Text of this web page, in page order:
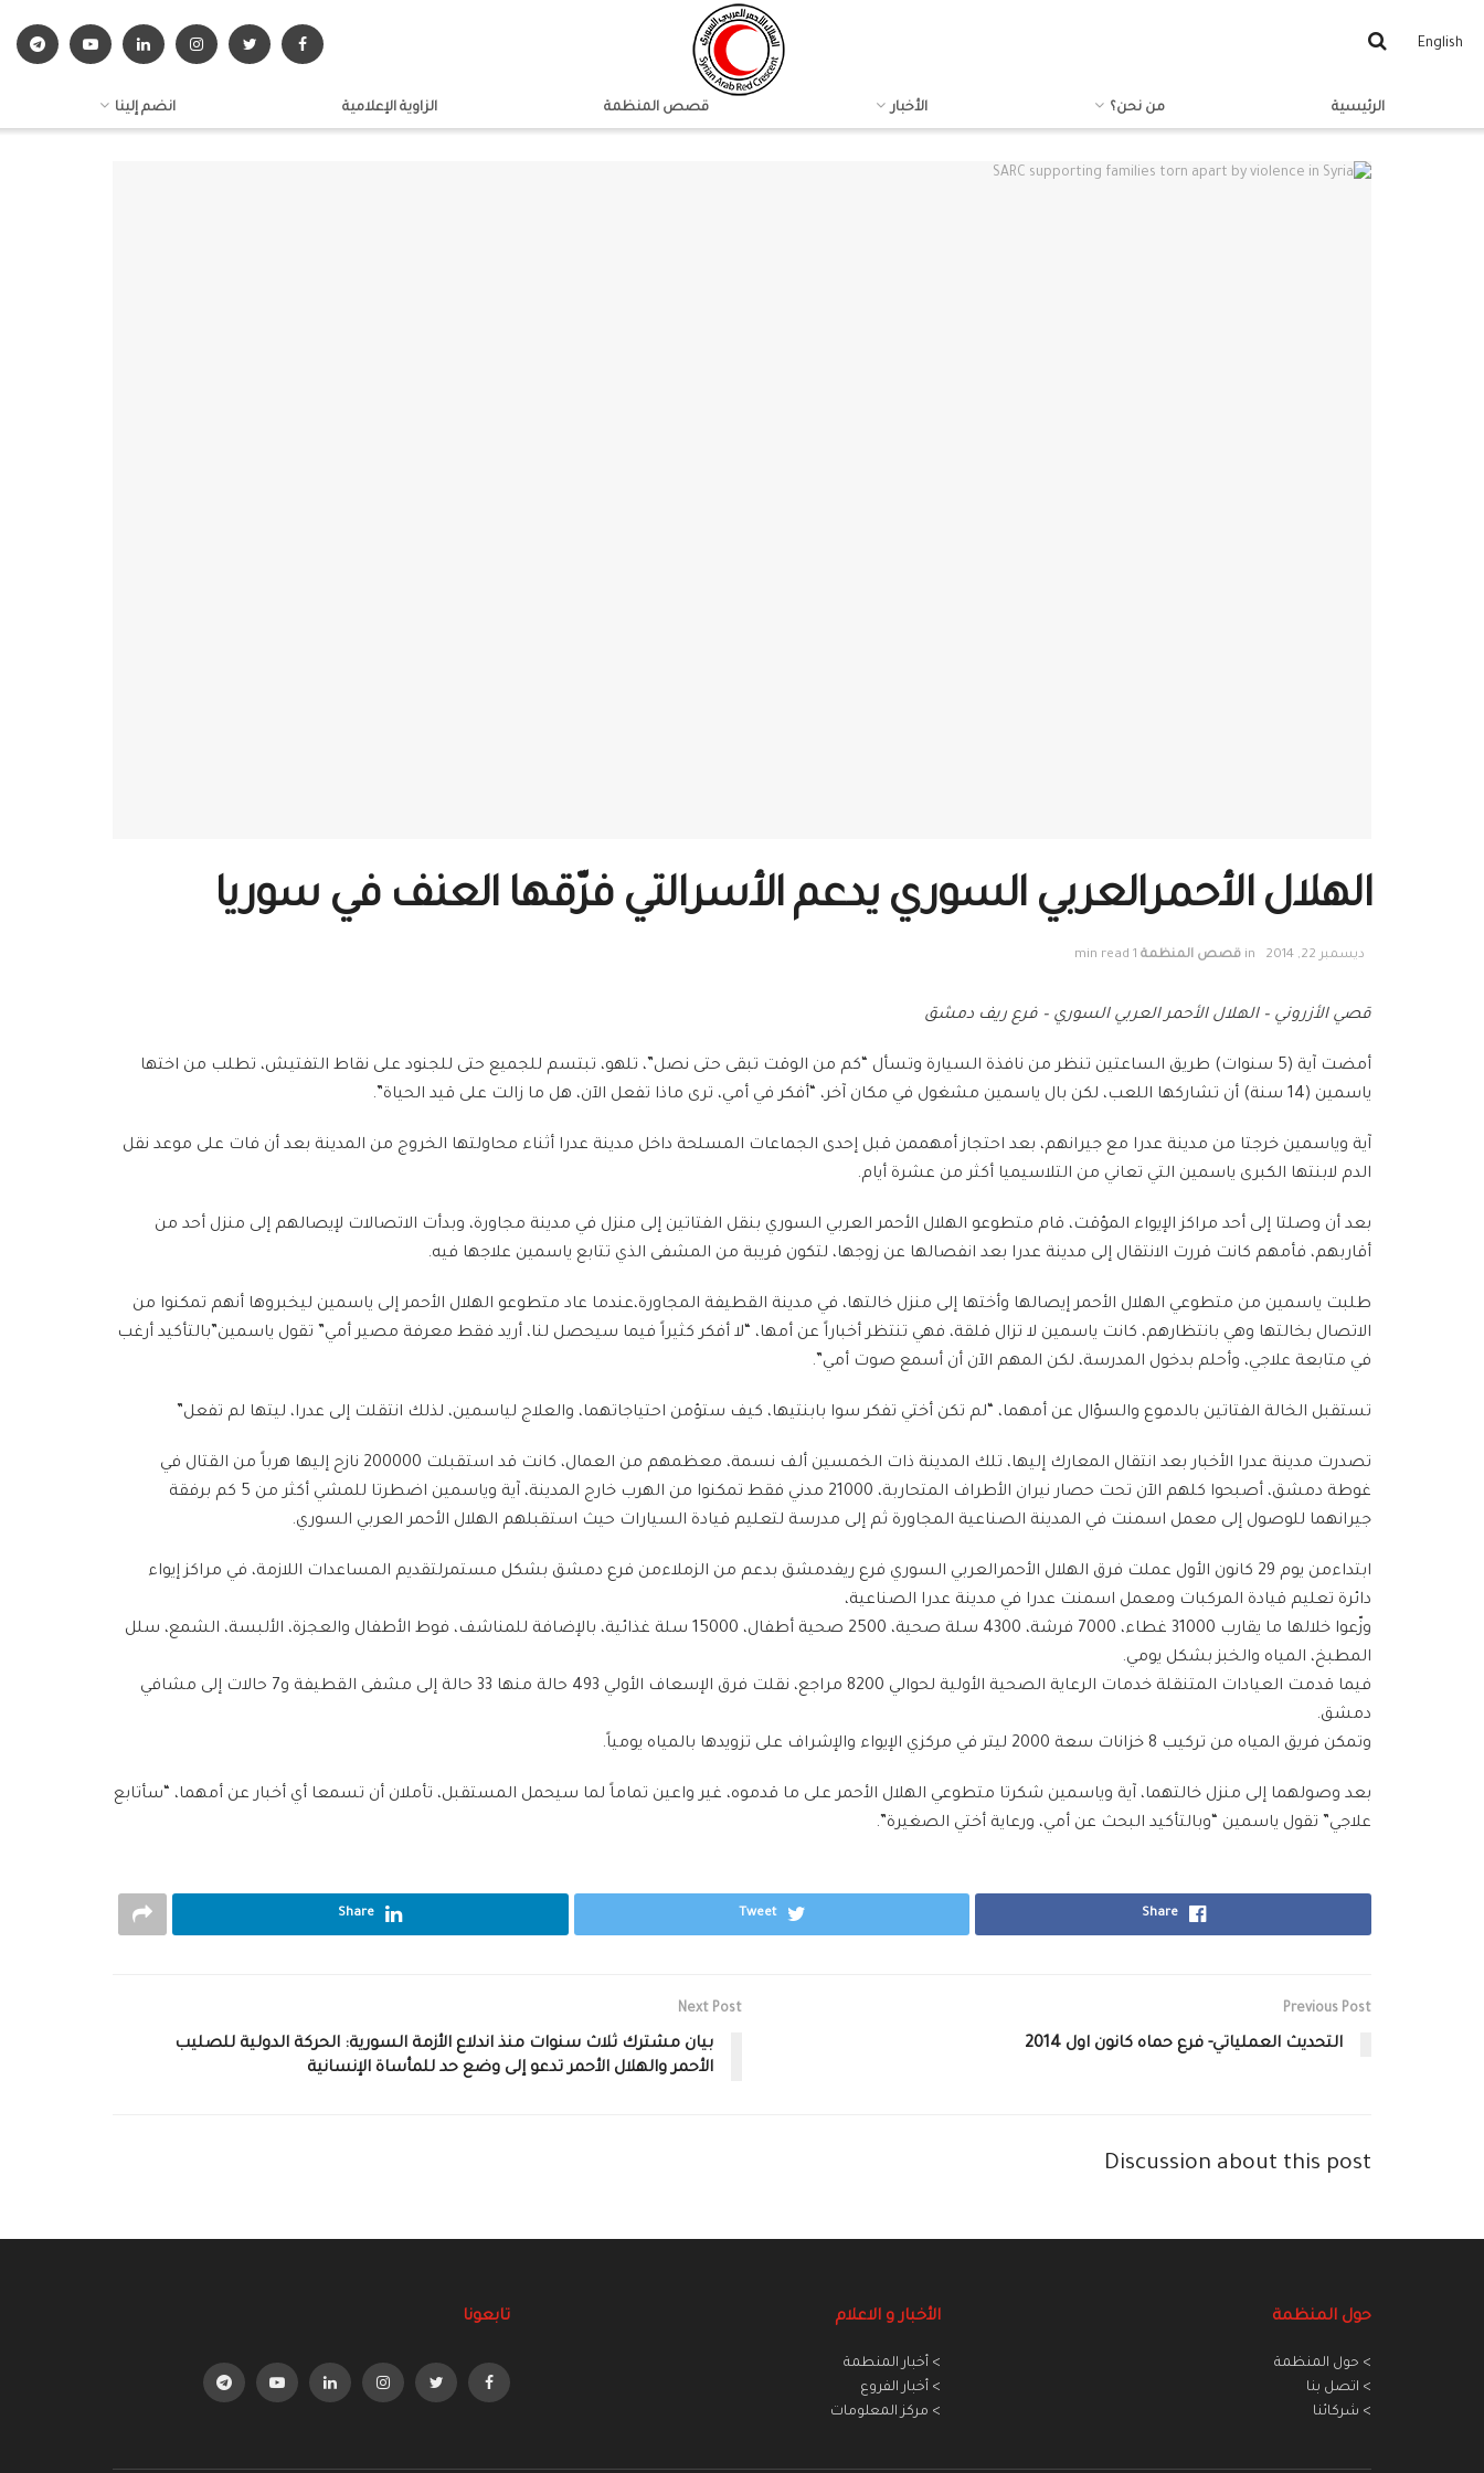
English
الرئيسية من نحن؟ الأخبار قصص المنظمة الزاوية الإعلامية انضم إلينا
الهلال الأحمرالعربي السوري يدعم الأسرالتي فرّقها العنف في سوريا
ديسمبر 22, 2014 in قصص المنظمة 1 min read
قصي الأزروني – الهلال الأحمر العربي السوري – فرع ريف دمشق
أمضت آية (5 سنوات) طريق الساعتين تنظر من نافذة السيارة وتسأل “كم من الوقت تبقى حتى نصل”، تلهو، تبتسم للجميع حتى للجنود على نقاط التفتيش، تطلب من اختها
ياسمين (14 سنة) أن تشاركها اللعب، لكن بال ياسمين مشغول في مكان آخر، “أفكر في أمي، ترى ماذا تفعل الآن، هل ما زالت على قيد الحياة”.
آية وياسمين خرجتا من مدينة عدرا مع جيرانهم، بعد احتجاز أمهممن قبل إحدى الجماعات المسلحة داخل مدينة عدرا أثناء محاولتها الخروج من المدينة بعد أن فات على موعد نقل
الدم لابنتها الكبرى ياسمين التي تعاني من التلاسيميا أكثر من عشرة أيام.
بعد أن وصلتا إلى أحد مراكز الإيواء المؤقت، قام متطوعو الهلال الأحمر العربي السوري بنقل الفتاتين إلى منزل في مدينة مجاورة، وبدأت الاتصالات لإيصالهم إلى منزل أحد من
أقاربهم، فأمهم كانت قررت الانتقال إلى مدينة عدرا بعد انفصالها عن زوجها، لتكون قريبة من المشفى الذي تتابع ياسمين علاجها فيه.
طلبت ياسمين من متطوعي الهلال الأحمر إيصالها وأختها إلى منزل خالتها، في مدينة القطيفة المجاورة،عندما عاد متطوعو الهلال الأحمر إلى ياسمين ليخبروها أنهم تمكنوا من
الاتصال بخالتها وهي بانتظارهم، كانت ياسمين لا تزال قلقة، فهي تنتظر أخباراً عن أمها، “لا أفكر كثيراً فيما سيحصل لنا، أريد فقط معرفة مصير أمي” تقول ياسمين”بالتأكيد أرغب
في متابعة علاجي، وأحلم بدخول المدرسة، لكن المهم الآن أن أسمع صوت أمي”.
تستقبل الخالة الفتاتين بالدموع والسؤال عن أمهما، “لم تكن أختي تفكر سوا بابنتيها، كيف ستؤمن احتياجاتهما، والعلاج لياسمين، لذلك انتقلت إلى عدرا، ليتها لم تفعل”
تصدرت مدينة عدرا الأخبار بعد انتقال المعارك إليها، تلك المدينة ذات الخمسين ألف نسمة، معظمهم من العمال، كانت قد استقبلت 200000 نازح إليها هرباً من القتال في
غوطة دمشق، أصبحوا كلهم الآن تحت حصار نيران الأطراف المتحاربة، 21000 مدني فقط تمكنوا من الهرب خارج المدينة، آية وياسمين اضطرتا للمشي أكثر من 5 كم برفقة
جيرانهما للوصول إلى معمل اسمنت في المدينة الصناعية المجاورة ثم إلى مدرسة لتعليم قيادة السيارات حيث استقبلهم الهلال الأحمر العربي السوري.
ابتداءمن يوم 29 كانون الأول عملت فرق الهلال الأحمرالعربي السوري فرع ريفدمشق بدعم من الزملاءمن فرع دمشق بشكل مستمرلتقديم المساعدات اللازمة، في مراكز إيواء
دائرة تعليم قيادة المركبات ومعمل اسمنت عدرا في مدينة عدرا الصناعية،
وزّعوا خلالها ما يقارب 31000 غطاء، 7000 فرشة، 4300 سلة صحية، 2500 صحية أطفال، 15000 سلة غذائية، بالإضافة للمناشف، فوط الأطفال والعجزة، الألبسة، الشمع، سلل
المطبخ، المياه والخبز بشكل يومي.
فيما قدمت العيادات المتنقلة خدمات الرعاية الصحية الأولية لحوالي 8200 مراجع، نقلت فرق الإسعاف الأولي 493 حالة منها 33 حالة إلى مشفى القطيفة و7 حالات إلى مشافي
دمشق.
وتمكن فريق المياه من تركيب 8 خزانات سعة 2000 ليتر في مركزي الإيواء والإشراف على تزويدها بالمياه يومياً.
بعد وصولهما إلى منزل خالتهما، آية وياسمين شكرتا متطوعي الهلال الأحمر على ما قدموه، غير واعين تماماً لما سيحمل المستقبل، تأملان أن تسمعا أي أخبار عن أمهما، “سأتابع
علاجي” تقول ياسمين “وبالتأكيد البحث عن أمي، ورعاية أختي الصغيرة”.
Share
Tweet
Share
Previous Post
التحديث العملياتي- فرع حماه كانون اول 2014
Next Post
بيان مشترك ثلاث سنوات منذ اندلاع الأزمة السورية: الحركة الدولية للصليب
الأحمر والهلال الأحمر تدعو إلى وضع حد للمأساة الإنسانية
Discussion about this post
حول المنظمة
> حول المنظمة
> اتصل بنا
> شركائنا
الأخبار و الاعلام
> أخبار المنطمة
> أخبار الفروع
> مركز المعلومات
تابعونا